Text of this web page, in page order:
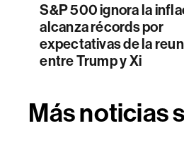
S&P 500 ignora la
alcanza récords por
expectativas de la
entre Trump y Xi
Más noticias